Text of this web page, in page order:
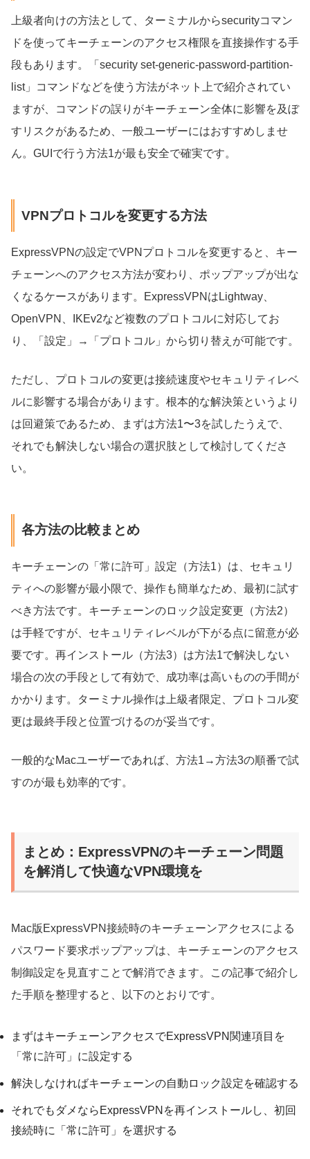
上級者向けの方法として、ターミナルからsecurityコマン
ドを使ってキーチェーンのアクセス権限を直接操作する手
段もあります。「security set-generic-password-partition-
list」コマンドなどを使う方法がネット上で紹介されてい
ますが、コマンドの誤りがキーチェーン全体に影響を及ぼ
すリスクがあるため、一般ユーザーにはおすすめしませ
ん。GUIで行う方法1が最も安全で確実です。
VPNプロトコルを変更する方法
ExpressVPNの設定でVPNプロトコルを変更すると、キー
チェーンへのアクセス方法が変わり、ポップアップが出な
くなるケースがあります。ExpressVPNはLightway、
OpenVPN、IKEv2など複数のプロトコルに対応してお
り、「設定」→「プロトコル」から切り替えが可能です。
ただし、プロトコルの変更は接続速度やセキュリティレベ
ルに影響する場合があります。根本的な解決策というより
は回避策であるため、まずは方法1〜3を試したうえで、
それでも解決しない場合の選択肢として検討してくださ
い。
各方法の比較まとめ
キーチェーンの「常に許可」設定（方法1）は、セキュリ
ティへの影響が最小限で、操作も簡単なため、最初に試す
べき方法です。キーチェーンのロック設定変更（方法2）
は手軽ですが、セキュリティレベルが下がる点に留意が必
要です。再インストール（方法3）は方法1で解決しない
場合の次の手段として有効で、成功率は高いものの手間が
かかります。ターミナル操作は上級者限定、プロトコル変
更は最終手段と位置づけるのが妥当です。
一般的なMacユーザーであれば、方法1→方法3の順番で試
すのが最も効率的です。
まとめ：ExpressVPNのキーチェーン問題
を解消して快適なVPN環境を
Mac版ExpressVPN接続時のキーチェーンアクセスによる
パスワード要求ポップアップは、キーチェーンのアクセス
制御設定を見直すことで解消できます。この記事で紹介し
た手順を整理すると、以下のとおりです。
まずはキーチェーンアクセスでExpressVPN関連項目を
「常に許可」に設定する
解決しなければキーチェーンの自動ロック設定を確認する
それでもダメならExpressVPNを再インストールし、初回
接続時に「常に許可」を選択する